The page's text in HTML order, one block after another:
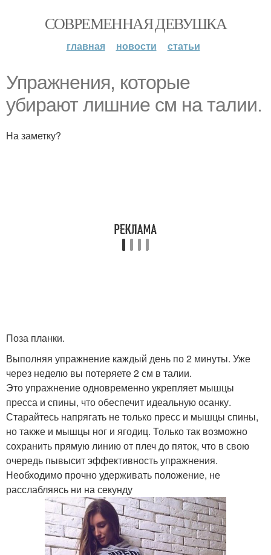
СОВРЕМЕННАЯ ДЕВУШКА
главная новости статьи
Упражнения, которые
убирают лишние см на талии.
На заметку?
Поза планки.
Выполняя упражнение каждый день по 2 минуты. Уже
через неделю вы потеряете 2 см в талии.
Это упражнение одновременно укрепляет мышцы
пресса и спины, что обеспечит идеальную осанку.
Старайтесь напрягать не только пресс и мышцы спины,
но также и мышцы ног и ягодиц. Только так возможно
сохранить прямую линию от плеч до пяток, что в свою
очередь пывысит эффективность упражнения.
Необходимо прочно удерживать положение, не
расслабляясь ни на секунду